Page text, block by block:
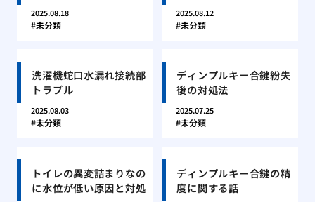
2025.08.18
未分類
2025.08.12
未分類
洗濯機蛇口水漏れ接続部
トラブル
2025.08.03
未分類
ディンプルキー合鍵紛失
後の対処法
2025.07.25
未分類
トイレの異変詰まりなの
に水位が低い原因と対処
ディンプルキー合鍵の精
度に関する話